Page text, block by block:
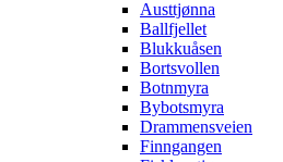
Austtjønna
Ballfjellet
Blukkuåsen
Bortsvollen
Botnmyra
Bybotsmyra
Drammensveien
Finngangen